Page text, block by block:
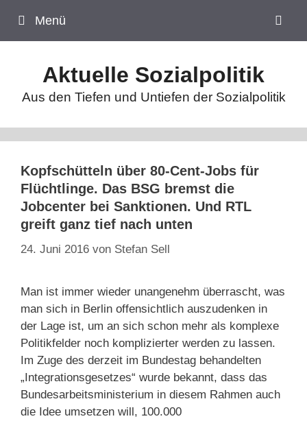
Inhalt
springen
Menü
Aktuelle Sozialpolitik
Aus den Tiefen und Untiefen der Sozialpolitik
Kopfschütteln über 80-Cent-Jobs für
Flüchtlinge. Das BSG bremst die
Jobcenter bei Sanktionen. Und RTL
greift ganz tief nach unten
24. Juni 2016 von Stefan Sell
Man ist immer wieder unangenehm überrascht, was
man sich in Berlin offensichtlich auszudenken in
der Lage ist, um an sich schon mehr als komplexe
Politikfelder noch komplizierter werden zu lassen.
Im Zuge des derzeit im Bundestag behandelten
„Integrationsgesetzes“ wurde bekannt, dass das
Bundesarbeitsministerium in diesem Rahmen auch
die Idee umsetzen will, 100.000